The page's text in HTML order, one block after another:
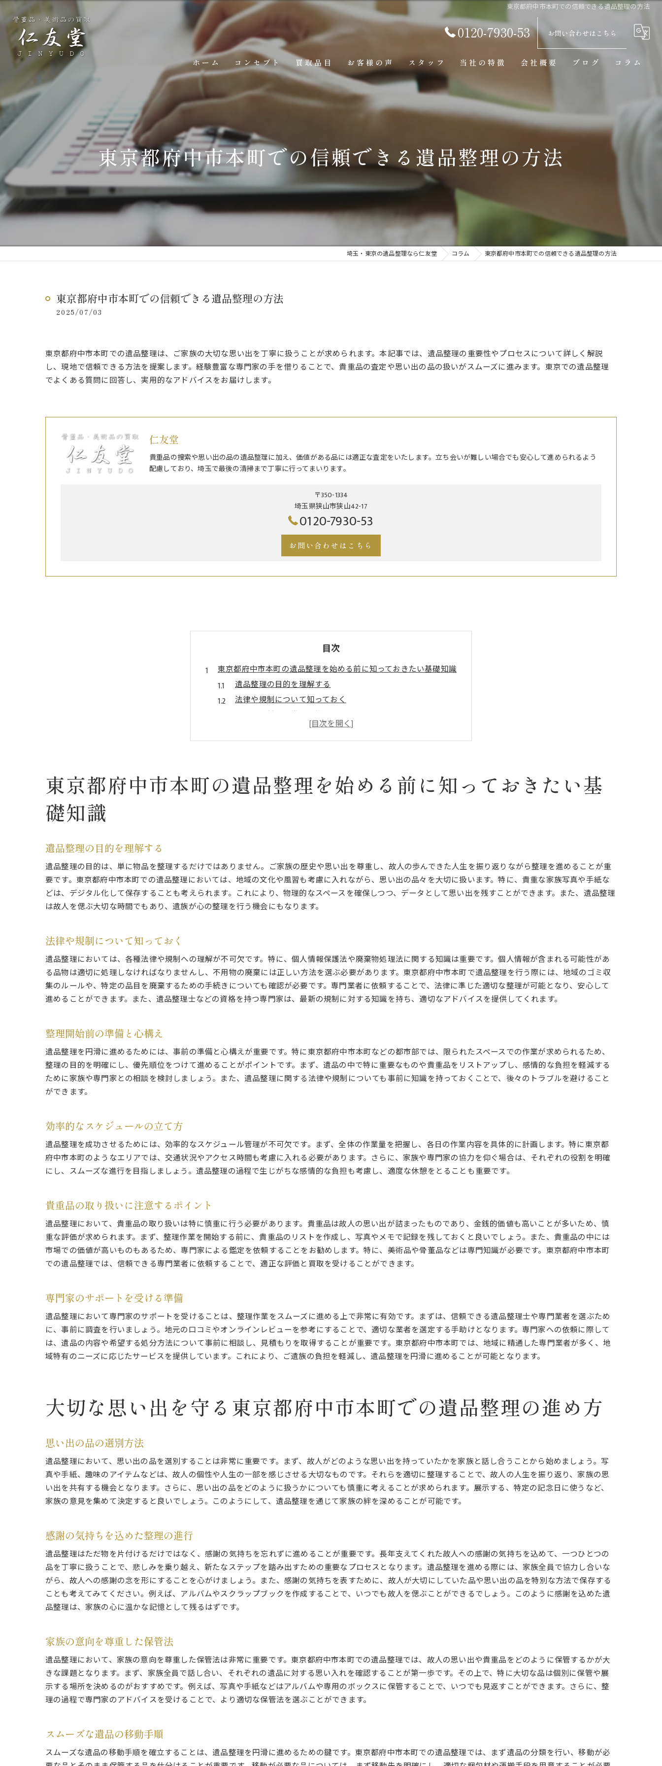
東京都府中市本町での信頼できる遺品整理の方法
0120-7930-53 お問い合わせはこちら
ホーム コンセプト 買取品目 お客様の声 スタッフ 当社の特徴
買取
見積り
美術品
東京の遺品整理
会社概要 ブログ コラム
東京都府中市本町での信頼できる遺品整理の方法
埼玉・東京の遺品整理なら仁友堂 コラム 東京都府中市本町での信頼できる遺品整理の方法
東京都府中市本町での信頼できる遺品整理の方法
2025/07/03
東京都府中市本町での遺品整理は、ご家族の大切な思い出を丁寧に扱うことが求められます。本記事では、遺品整理の重要性やプロセスについて詳しく解説
し、現地で信頼できる方法を提案します。経験豊富な専門家の手を借りることで、貴重品の査定や思い出の品の扱いがスムーズに進みます。東京での遺品整理
でよくある質問に回答し、実用的なアドバイスをお届けします。
仁友堂
貴重品の捜索や思い出の品の遺品整理に加え、価値がある品には適正な査定をいたします。立ち会いが難しい場合でも安心して進められるよう
配慮しており、埼玉で最後の清掃まで丁寧に行ってまいります。
〒350-1334
埼玉県狭山市狭山42-17
0120-7930-53
お問い合わせはこちら
目次
東京都府中市本町の遺品整理を始める前に知っておきたい基礎知識
遺品整理の目的を理解する
法律や規制について知っておく
整理開始前の準備と心構え
効率的なスケジュールの立て方
貴重品の取り扱いに注意するポイント
大切な思い出を守る東京都府中市本町での遺品整理の進め方
思い出の品の選別方法
プロによるアドバイスの活用
専門家に頼る安心感東京都府中市本町での遺品整理のメリット
専門家の経験を活かした整理術
ストレス軽減のためのプロのサポート
法律や規制に基づいた整理の安心感
多様なニーズに応える柔軟な対応
東京都府中市本町での遺品整理プロセス成功のポイント
計画的な整理の進め方
整理後の生活を見据えたプランニング
感情面でのサポートの活用
将来のための記録と保管方法
整理にかかる時間と費用の目安
デジタル遺品の取り扱い方
環境に配慮した整理の進め方
初めての査定依頼のポイント
査定品の分類と記録方法
専門家による正確な価値評価
査定結果を基にした整理計画
遠方からでも安心東京都府中市本町でのスムーズな遺品整理方法
オンラインでの相談と準備方法
現地スタッフによる迅速な対応
遠隔地からの指示伝達の工夫
最終確認と納得のいく整理結果
東京都府中市本町での遺品整理を通じて感じる家族の絆
遺品整理がきっかけの家族の絆の再確認
整理を通じた新しい家族のライフスタイル
遺品を介した家族の感謝の表し方
次世代への思い出と教訓の引き継ぎ
東京都府中市本町の遺品整理を始める前に知っておきたい基
礎知識
遺品整理の目的を理解する
遺品整理の目的は、単に物品を整理するだけではありません。ご家族の歴史や思い出を尊重し、故人の歩んできた人生を振り返りながら整理を進めることが重
要です。東京都府中市本町での遺品整理においては、地域の文化や風習も考慮に入れながら、思い出の品々を大切に扱います。特に、貴重な家族写真や手紙な
どは、デジタル化して保存することも考えられます。これにより、物理的なスペースを確保しつつ、データとして思い出を残すことができます。また、遺品整理
は故人を偲ぶ大切な時間でもあり、遺族が心の整理を行う機会にもなります。
法律や規制について知っておく
遺品整理においては、各種法律や規制への理解が不可欠です。特に、個人情報保護法や廃棄物処理法に関する知識は重要です。個人情報が含まれる可能性があ
る品物は適切に処理しなければなりませんし、不用物の廃棄には正しい方法を選ぶ必要があります。東京都府中市本町で遺品整理を行う際には、地域のゴミ収
集のルールや、特定の品目を廃棄するための手続きについても確認が必要です。専門業者に依頼することで、法律に準じた適切な整理が可能となり、安心して
進めることができます。また、遺品整理士などの資格を持つ専門家は、最新の規制に対する知識を持ち、適切なアドバイスを提供してくれます。
整理開始前の準備と心構え
遺品整理を円滑に進めるためには、事前の準備と心構えが重要です。特に東京都府中市本町などの都市部では、限られたスペースでの作業が求められるため、
整理の目的を明確にし、優先順位をつけて進めることがポイントです。まず、遺品の中で特に重要なものや貴重品をリストアップし、感情的な負担を軽減する
ために家族や専門家との相談を検討しましょう。また、遺品整理に関する法律や規制についても事前に知識を持っておくことで、後々のトラブルを避けること
ができます。
効率的なスケジュールの立て方
遺品整理を成功させるためには、効率的なスケジュール管理が不可欠です。まず、全体の作業量を把握し、各日の作業内容を具体的に計画します。特に東京都
府中市本町のようなエリアでは、交通状況やアクセス時間も考慮に入れる必要があります。さらに、家族や専門家の協力を仰ぐ場合は、それぞれの役割を明確
にし、スムーズな進行を目指しましょう。遺品整理の過程で生じがちな感情的な負担も考慮し、適度な休憩をとることも重要です。
貴重品の取り扱いに注意するポイント
遺品整理において、貴重品の取り扱いは特に慎重に行う必要があります。貴重品は故人の思い出が詰まったものであり、金銭的価値も高いことが多いため、慎
重な評価が求められます。まず、整理作業を開始する前に、貴重品のリストを作成し、写真やメモで記録を残しておくと良いでしょう。また、貴重品の中には
市場での価値が高いものもあるため、専門家による鑑定を依頼することをお勧めします。特に、美術品や骨董品などは専門知識が必要です。東京都府中市本町
での遺品整理では、信頼できる専門業者に依頼することで、適正な評価と買取を受けることができます。
専門家のサポートを受ける準備
遺品整理において専門家のサポートを受けることは、整理作業をスムーズに進める上で非常に有効です。まずは、信頼できる遺品整理士や専門業者を選ぶため
に、事前に調査を行いましょう。地元の口コミやオンラインレビューを参考にすることで、適切な業者を選定する手助けとなります。専門家への依頼に際して
は、遺品の内容や希望する処分方法について事前に相談し、見積もりを取得することが重要です。東京都府中市本町では、地域に精通した専門業者が多く、地
域特有のニーズに応じたサービスを提供しています。これにより、ご遺族の負担を軽減し、遺品整理を円滑に進めることが可能となります。
大切な思い出を守る東京都府中市本町での遺品整理の進め方
思い出の品の選別方法
遺品整理において、思い出の品を選別することは非常に重要です。まず、故人がどのような思い出を持っていたかを家族と話し合うことから始めましょう。写
真や手紙、趣味のアイテムなどは、故人の個性や人生の一部を感じさせる大切なものです。それらを適切に整理することで、故人の人生を振り返り、家族の思
い出を共有する機会となります。さらに、思い出の品をどのように扱うかについても慎重に考えることが求められます。展示する、特定の記念日に使うなど、
家族の意見を集めて決定すると良いでしょう。このようにして、遺品整理を通じて家族の絆を深めることが可能です。
感謝の気持ちを込めた整理の進行
遺品整理はただ物を片付けるだけではなく、感謝の気持ちを忘れずに進めることが重要です。長年支えてくれた故人への感謝の気持ちを込めて、一つひとつの
品を丁寧に扱うことで、悲しみを乗り越え、新たなステップを踏み出すための重要なプロセスとなります。遺品整理を進める際には、家族全員で協力し合いな
がら、故人への感謝の念を形にすることを心がけましょう。また、感謝の気持ちを表すために、故人が大切にしていた品や思い出の品を特別な方法で保存する
ことも考えてみてください。例えば、アルバムやスクラップブックを作成することで、いつでも故人を偲ぶことができるでしょう。このように感謝を込めた遺
品整理は、家族の心に温かな記憶として残るはずです。
家族の意向を尊重した保管法
遺品整理において、家族の意向を尊重した保管法は非常に重要です。東京都府中市本町での遺品整理では、故人の思い出や貴重品をどのように保管するかが大
きな課題となります。まず、家族全員で話し合い、それぞれの遺品に対する思い入れを確認することが第一歩です。その上で、特に大切な品は個別に保管や展
示する場所を決めるのがおすすめです。例えば、写真や手紙などはアルバムや専用のボックスに保管することで、いつでも見返すことができます。さらに、整
理の過程で専門家のアドバイスを受けることで、より適切な保管法を選ぶことができます。
スムーズな遺品の移動手順
スムーズな遺品の移動手順を確立することは、遺品整理を円滑に進めるための鍵です。東京都府中市本町での遺品整理では、まず遺品の分類を行い、移動が必